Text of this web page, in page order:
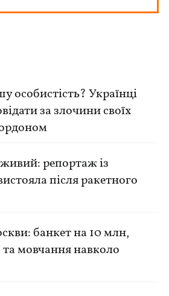
особистість? Українці
за злочини своїх
репортаж із
після ракетного
банкет на 10 млн,
мовчання навколо